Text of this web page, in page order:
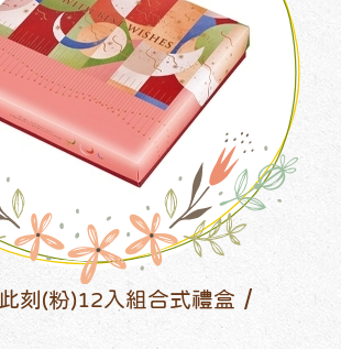
刻(粉)12入組合式禮盒